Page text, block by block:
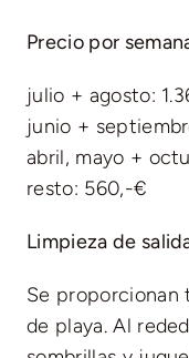
Precio por
julio + agosto:
junio +
abril, mayo +
resto: 560,-€
Limpieza de
Se proporcionan
de playa. Al